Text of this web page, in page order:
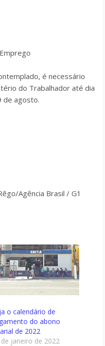
é necessário
do Trabalhador até dia
de agosto.
Agência Brasil / G1
o calendário de
do abono
de 2022
janeiro de 2022